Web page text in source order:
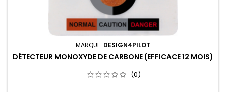
MARQUE: DESIGN4PILOT
DÉTECTEUR MONOXYDE DE CARBONE (EFFICACE 12 MOIS)
(0)